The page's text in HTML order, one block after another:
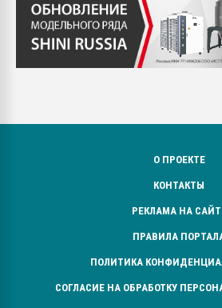
О ПРОЕКТЕ
КОНТАКТЫ
РЕКЛАМА НА
ПРАВИЛА
ПОЛИТИКА
СОГЛАСИЕ НА ОБРАБОТКУ